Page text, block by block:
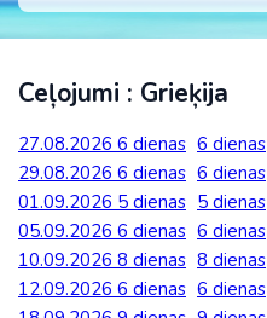
Ceļojumi : Grieķija
27.08.2026 6 dienas 6 dienas
29.08.2026 6 dienas 6 dienas
01.09.2026 5 dienas 5 dienas
05.09.2026 6 dienas 6 dienas
10.09.2026 8 dienas 8 dienas
12.09.2026 6 dienas 6 dienas